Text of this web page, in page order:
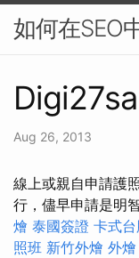
如何在SEO
Aug 26, 2013
線上或親自申請護
行，儘早申請是明
燴 泰國簽證 卡式
照班 新竹外燴 外燴